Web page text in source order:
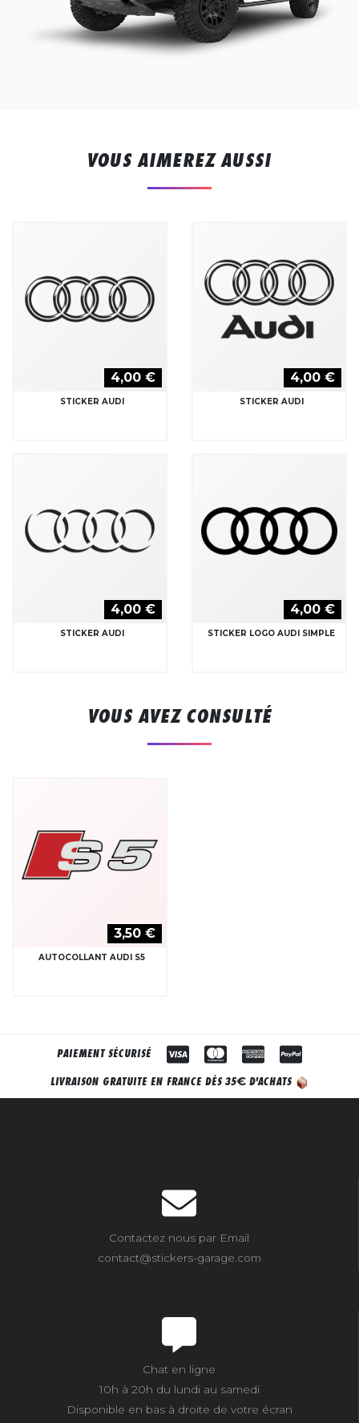
VOUS AIMEREZ AUSSI
4,00 €
STICKER AUDI
4,00 €
STICKER AUDI
4,00 €
STICKER AUDI
4,00 €
STICKER LOGO AUDI SIMPLE
VOUS AVEZ CONSULTÉ
3,50 €
AUTOCOLLANT AUDI S5
PAIEMENT SÉCURISÉ
LIVRAISON GRATUITE EN FRANCE DÈS 35€ D'ACHATS
Contactez nous par Email
contact@stickers-garage.com
Chat en ligne
10h à 20h du lundi au samedi
Disponible en bas à droite de votre écran